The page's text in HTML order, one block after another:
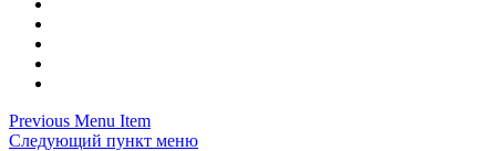
Previous Menu Item
Следующий пункт меню